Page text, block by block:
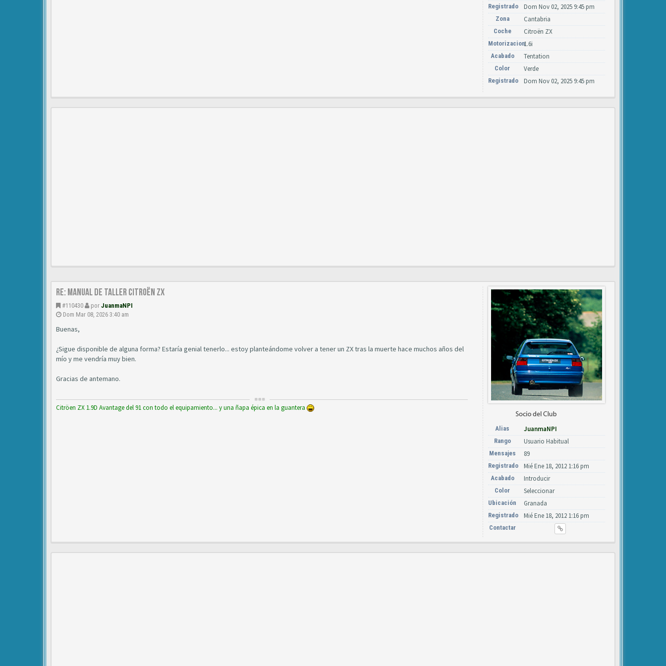
Registrado Dom Nov 02, 2025 9:45 pm
Zona Cantabria
Coche Citroën ZX
Motorizacion1.6i
Acabado Tentation
Color Verde
Registrado Dom Nov 02, 2025 9:45 pm
Re: Manual de Taller Citroën ZX
#110430 por JuanmaNPI
Dom Mar 08, 2026 3:40 am
Buenas,
¿Sigue disponible de alguna forma? Estaría genial tenerlo... estoy planteándome volver a tener un ZX tras la muerte hace muchos años del
mío y me vendría muy bien.
Gracias de antemano.
Citröen ZX 1.9D Avantage del 91 con todo el equipamiento... y una ñapa épica en la guantera
Alias JuanmaNPI
Rango Usuario Habitual
Mensajes 89
Registrado Mié Ene 18, 2012 1:16 pm
Acabado Introducir
Color Seleccionar
Ubicación Granada
Registrado Mié Ene 18, 2012 1:16 pm
Contactar